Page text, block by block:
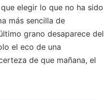
elegir lo que no ha sido
más sencilla de
grano desaparece del
el eco de una
de que mañana, el